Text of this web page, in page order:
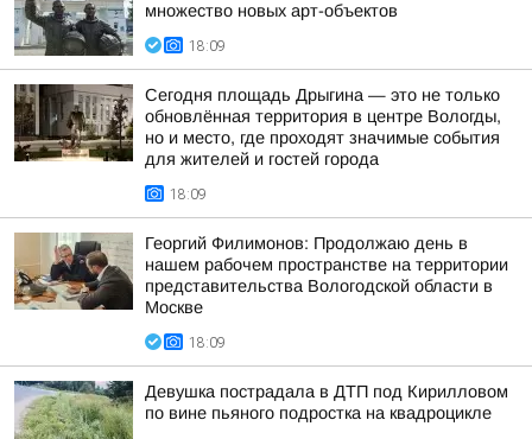
множество новых арт-объектов
18:09
Сегодня площадь Дрыгина — это не только
обновлённая территория в центре Вологды,
но и место, где проходят значимые события
для жителей и гостей города
18:09
Георгий Филимонов: Продолжаю день в
нашем рабочем пространстве на территории
представительства Вологодской области в
Москве
18:09
Девушка пострадала в ДТП под Кирилловом
по вине пьяного подростка на квадроцикле